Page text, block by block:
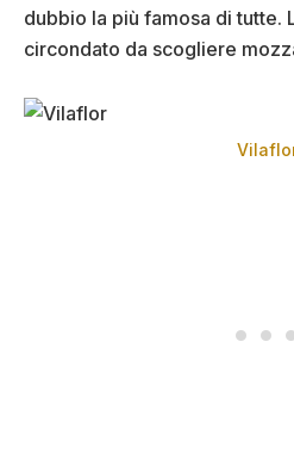
dubbio la più famosa di tutte.
circondato da scogliere